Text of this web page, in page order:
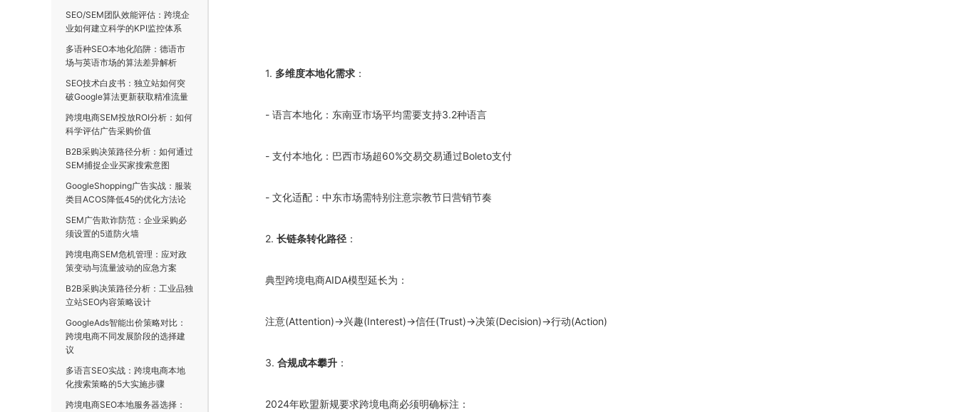
SEO/SEM团队效能评估：跨境企
业如何建立科学的KPI监控体系
多语种SEO本地化陷阱：德语市
场与英语市场的算法差异解析
SEO技术白皮书：独立站如何突
破Google算法更新获取精准流量
跨境电商SEM投放ROI分析：如何
科学评估广告采购价值
B2B采购决策路径分析：如何通过
SEM捕捉企业买家搜索意图
GoogleShopping广告实战：服装
类目ACOS降低45的优化方法论
SEM广告欺诈防范：企业采购必
须设置的5道防火墙
跨境电商SEM危机管理：应对政
策变动与流量波动的应急方案
B2B采购决策路径分析：工业品独
立站SEO内容策略设计
GoogleAds智能出价策略对比：
跨境电商不同发展阶段的选择建
议
多语言SEO实战：跨境电商本地
化搜索策略的5大实施步骤
跨境电商SEO本地服务器选择：
1. 多维度本地化需求 ：
- 语言本地化：东南亚市场平均需要支持3.2种语言
- 支付本地化：巴西市场超60%交易交易通过Boleto支付
- 文化适配：中东市场需特别注意宗教节日营销节奏
2. 长链条转化路径 ：
典型跨境电商AIDA模型延长为：
注意(Attention)→兴趣(Interest)→信任(Trust)→决策(Decision)→行动(Action)
3. 合规成本攀升 ：
2024年欧盟新规要求跨境电商必须明确标注：